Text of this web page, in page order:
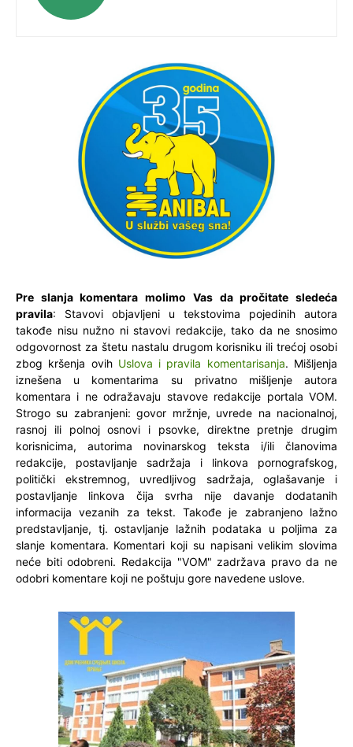
Pre slanja komentara molimo Vas da pročitate sledeća
pravila: Stavovi objavljeni u tekstovima pojedinih autora
takođe nisu nužno ni stavovi redakcije, tako da ne snosimo
odgovornost za štetu nastalu drugom korisniku ili trećoj osobi
zbog kršenja ovih Uslova i pravila komentarisanja. Mišljenja
iznešena u komentarima su privatno mišljenje autora
komentara i ne odražavaju stavove redakcije portala VOM.
Strogo su zabranjeni: govor mržnje, uvrede na nacionalnoj,
rasnoj ili polnoj osnovi i psovke, direktne pretnje drugim
korisnicima, autorima novinarskog teksta i/ili članovima
redakcije, postavljanje sadržaja i linkova pornografskog,
politički ekstremnog, uvredljivog sadržaja, oglašavanje i
postavljanje linkova čija svrha nije davanje dodatanih
informacija vezanih za tekst. Takođe je zabranjeno lažno
predstavljanje, tj. ostavljanje lažnih podataka u poljima za
slanje komentara. Komentari koji su napisani velikim slovima
neće biti odobreni. Redakcija "VOM" zadržava pravo da ne
odobri komentare koji ne poštuju gore navedene uslove.